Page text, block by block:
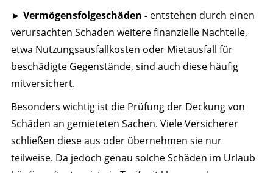
► Vermögensfolgeschäden - entstehen durch einen
verursachten Schaden weitere finanzielle Nachteile,
etwa Nutzungsausfallkosten oder Mietausfall für
beschädigte Gegenstände, sind auch diese häufig
mitversichert.
Besonders wichtig ist die Prüfung der Deckung von
Schäden an gemieteten Sachen. Viele Versicherer
schließen diese aus oder übernehmen sie nur
teilweise. Da jedoch genau solche Schäden im Urlaub